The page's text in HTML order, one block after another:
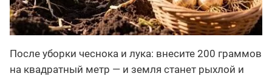
После уборки чеснока и лука: внесите 200 граммов
на квадратный метр — и земля станет рыхлой и